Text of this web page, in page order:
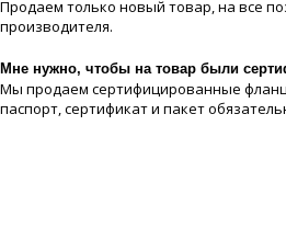
Продаем только новый товар, на все
производителя.
Мне нужно, чтобы на товар были
Мы продаем сертифицированные
паспорт, сертификат и пакет